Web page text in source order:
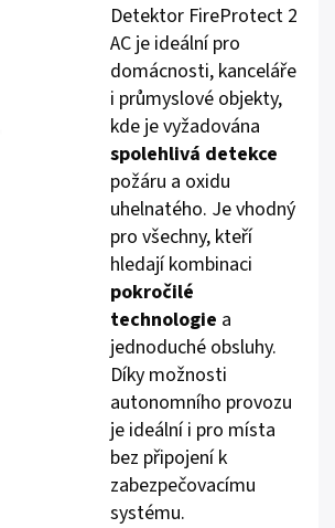
Detektor FireProtect 2
AC je ideální pro
domácnosti, kanceláře
i průmyslové objekty,
kde je vyžadována
spolehlivá detekce
požáru a oxidu
uhelnatého. Je vhodný
pro všechny, kteří
hledají kombinaci
pokročilé
technologie a
jednoduché obsluhy.
Díky možnosti
autonomního provozu
je ideální i pro místa
bez připojení k
zabezpečovacímu
systému.